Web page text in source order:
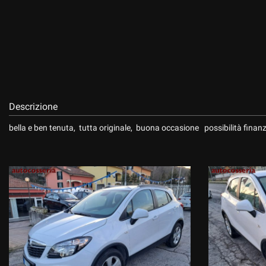
Descrizione
bella e ben tenuta, tutta originale, buona occasione possibilità
policy.
Puoi
rivedere
le
tue
scelte
in
qualsiasi
momento.